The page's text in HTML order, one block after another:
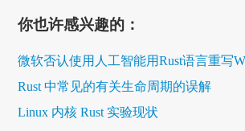
你也许感兴趣的：
微软否认使用人工智能用Rust语言重写
Rust 中常见的有关生命周期的误解
Linux 内核 Rust 实验现状